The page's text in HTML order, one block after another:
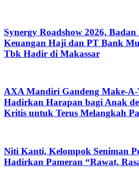
Synergy Roadshow 2026, Badan
Keuangan Haji dan PT Bank
Tbk Hadir di Makassar
AXA Mandiri Gandeng Make-
Hadirkan Harapan bagi Anak
Kritis untuk Terus Melangkah
Niti Kanti, Kelompok Seniman
Hadirkan Pameran “Rawat,